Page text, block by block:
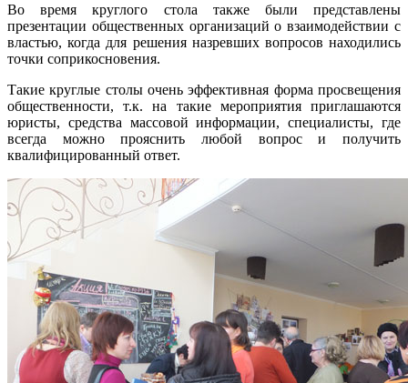
Во время круглого стола также были представлены
презентации общественных организаций о взаимодействии с
властью, когда для решения назревших вопросов находились
точки соприкосновения.
Такие круглые столы очень эффективная форма просвещения
общественности, т.к. на такие мероприятия приглашаются
юристы, средства массовой информации, специалисты, где
всегда можно прояснить любой вопрос и получить
квалифицированный ответ.